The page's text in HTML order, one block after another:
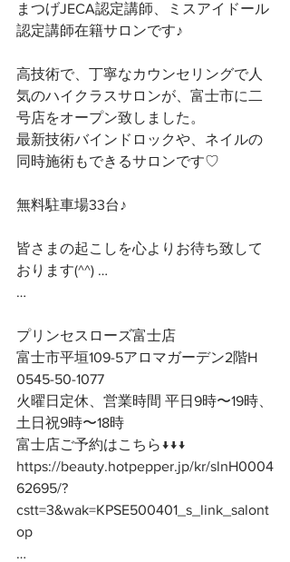
まつげJECA認定講師、ミスアイドール
認定講師在籍サロンです♪
高技術で、丁寧なカウンセリングで人
気のハイクラスサロンが、富士市に二
号店をオープン致しました。
最新技術バインドロックや、ネイルの
同時施術もできるサロンです♡
無料駐車場33台♪
皆さまの起こしを心よりお待ち致して
おります(^^) …
…
プリンセスローズ富士店
富士市平垣109-5アロマガーデン2階H
0545-50-1077
火曜日定休、営業時間 平日9時〜19時、
土日祝9時〜18時
富士店ご予約はこちら↓↓↓
https://beauty.hotpepper.jp/kr/slnH0004
62695/?
cstt=3&wak=KPSE500401_s_link_salont
op
…